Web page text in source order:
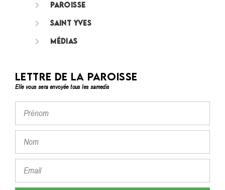
Paroisse
Saint Yves
Médias
Lettre de la paroisse
Elle vous sera envoyée tous les samedis